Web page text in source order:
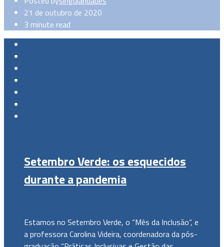
21 de outubro de 2020
3 minute read
Setembro Verde: os esquecidos
durante a pandemia
Estamos no Setembro Verde, o “Mês da Inclusão”, e
a professora Carolina Videira, coordenadora da pós-